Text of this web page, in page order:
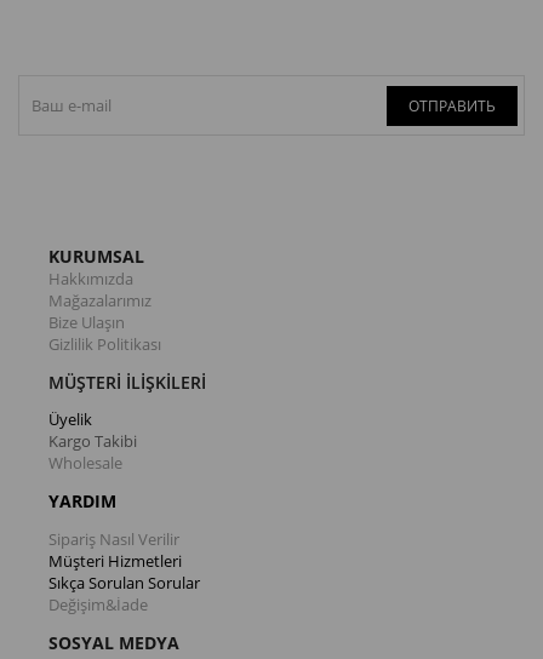
ОТПРАВИТЬ
KURUMSAL
Hakkımızda
Mağazalarımız
Bize Ulaşın
Gizlilik Politikası
MÜŞTERİ İLİŞKİLERİ
Üyelik
Kargo Takibi
Wholesale
YARDIM
Sipariş Nasıl Verilir
Müşteri Hizmetleri
Sıkça Sorulan Sorular
Değişim&İade
SOSYAL MEDYA